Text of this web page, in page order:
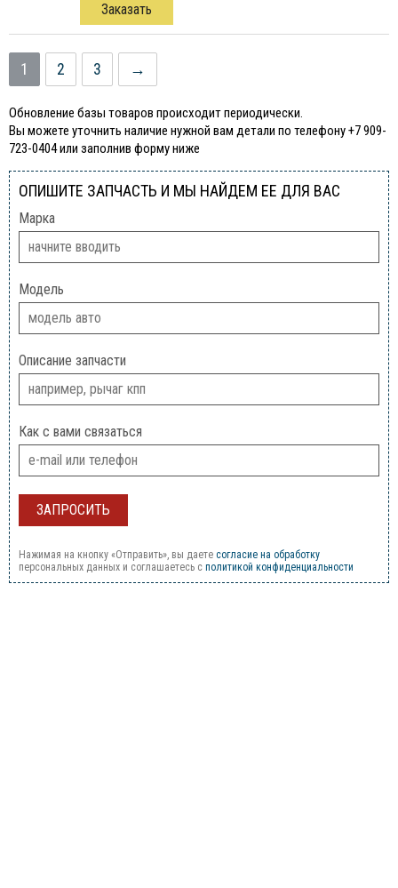
Заказать
1 2 3 →
Обновление базы товаров происходит периодически.
Вы можете уточнить наличие нужной вам детали по телефону +7 909-
723-0404 или заполнив форму ниже
ОПИШИТЕ ЗАПЧАСТЬ И МЫ НАЙДЕМ ЕЕ ДЛЯ ВАС
Марка
Модель
Описание запчасти
Как с вами связаться
Нажимая на кнопку «Отправить», вы даете согласие на обработку
персональных данных и соглашаетесь c политикой конфиденциальности